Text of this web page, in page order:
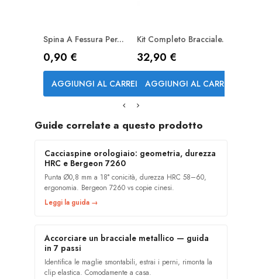
Spina A Fessura Per...
Prezzo
0,90 €
AGGIUNGI AL CARRELLO
Kit Completo Bracciale...
Prezzo
32,90 €
AGGIUNGI AL CARRELLO
Guide correlate a questo prodotto
Cacciaspine orologiaio: geometria, durezza
HRC e Bergeon 7260
Punta Ø0,8 mm a 18° conicità, durezza HRC 58–60,
ergonomia. Bergeon 7260 vs copie cinesi.
Leggi la guida →
Accorciare un bracciale metallico — guida
in 7 passi
Identifica le maglie smontabili, estrai i perni, rimonta la
clip elastica. Comodamente a casa.